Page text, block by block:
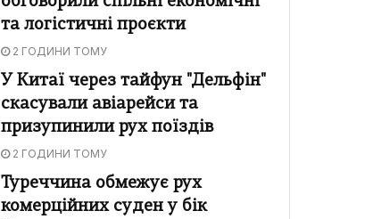
та логістичні проєкти
2 ГОДИНИ ТОМУ
У Китаї через тайфун "Дельфін"
скасували авіарейси та
призупинили рух поїздів
2 ГОДИНИ ТОМУ
Туреччина обмежує рух
комерційних суден у бік